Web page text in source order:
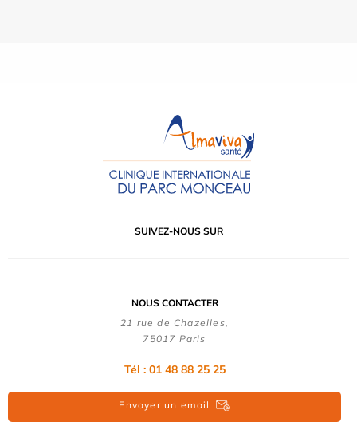
SUIVEZ-NOUS SUR
NOUS CONTACTER
21 rue de Chazelles,
75017 Paris
Tél : 01 48 88 25 25
Envoyer un email